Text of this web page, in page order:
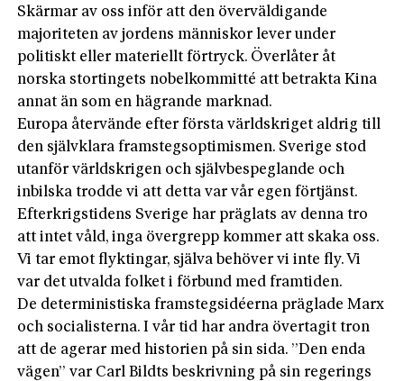
Skärmar av oss inför att den överväldigande
majoriteten av jordens människor lever under
politiskt eller materiellt förtryck. Överlåter åt
norska stortingets nobelkommitté att betrakta Kina
annat än som en hägrande marknad.
Europa återvände efter första världskriget aldrig till
den självklara framstegsoptimismen. Sverige stod
utanför världskrigen och självbespeglande och
inbilska trodde vi att detta var vår egen förtjänst.
Efterkrigstidens Sverige har präglats av denna tro
att intet våld, inga övergrepp kommer att skaka oss.
Vi tar emot flyktingar, själva behöver vi inte fly. Vi
var det utvalda folket i förbund med framtiden.
De deterministiska framstegsidéerna präglade Marx
och socialisterna. I vår tid har andra övertagit tron
att de agerar med historien på sin sida. ”Den enda
vägen” var Carl Bildts beskrivning på sin regerings